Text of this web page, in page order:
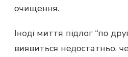
очищення.
Іноді миття підлог “по
виявиться недостатньо,